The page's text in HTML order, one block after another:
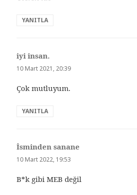
YANITLA
iyi insan.
ki:
10 Mart 2021, 20:39
Çok mutluyum.
YANITLA
İsminden sanane
10 Mart 2022, 19:53
B*k gibi MEB değil